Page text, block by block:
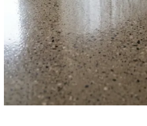
Очистіть поверхню від пилу, бруду,
ділянок. Тріщини зашпаклюйте
Для просочення розведіть рідке скло
1:2 або 1:3. Для гідроізоляції —
розведіть 1:1.
Наносьте пензлем, валиком або
шари з інтервалом 30–40 хвилин.
Для додавання у цементний розчин:
скла на 1 кг цементу, залежно від